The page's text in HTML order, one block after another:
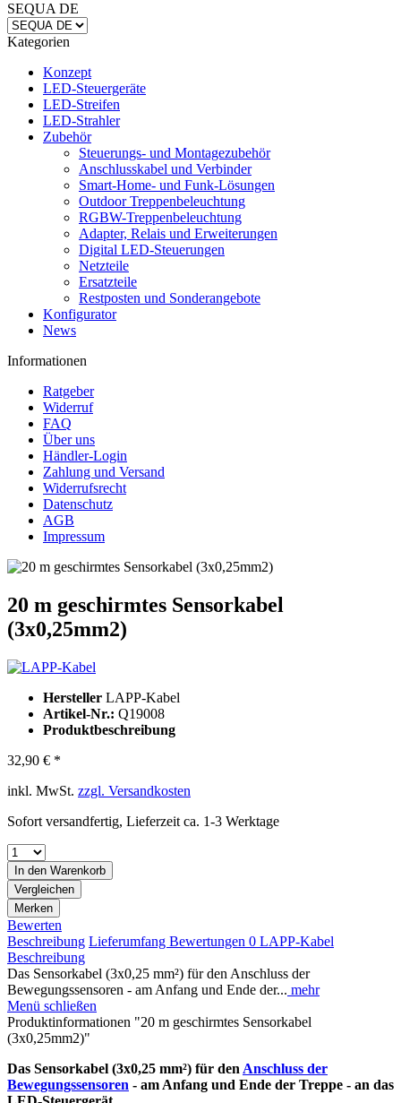
SEQUA DE
Kategorien
Konzept
LED-Steuergeräte
LED-Streifen
LED-Strahler
Zubehör
Steuerungs- und Montagezubehör
Anschlusskabel und Verbinder
Smart-Home- und Funk-Lösungen
Outdoor Treppenbeleuchtung
RGBW-Treppenbeleuchtung
Adapter, Relais und Erweiterungen
Digital LED-Steuerungen
Netzteile
Ersatzteile
Restposten und Sonderangebote
Konfigurator
News
Informationen
Ratgeber
Widerruf
FAQ
Über uns
Händler-Login
Zahlung und Versand
Widerrufsrecht
Datenschutz
AGB
Impressum
20 m geschirmtes Sensorkabel
(3x0,25mm2)
Hersteller LAPP-Kabel
Artikel-Nr.: Q19008
Produktbeschreibung
32,90 € *
inkl. MwSt. zzgl. Versandkosten
Sofort versandfertig, Lieferzeit ca. 1-3 Werktage
In den Warenkorb
Vergleichen
Merken
Bewerten
Beschreibung Lieferumfang Bewertungen 0 LAPP-Kabel
Beschreibung
Das Sensorkabel (3x0,25 mm²) für den Anschluss der
Bewegungssensoren - am Anfang und Ende der... mehr
Menü schließen
Produktinformationen "20 m geschirmtes Sensorkabel
(3x0,25mm2)"
Das Sensorkabel (3x0,25 mm²) für den Anschluss der
Bewegungssensoren - am Anfang und Ende der Treppe - an das